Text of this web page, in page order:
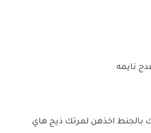
نايمه
بالجنط اخذهن لمرتك ذيج هاي